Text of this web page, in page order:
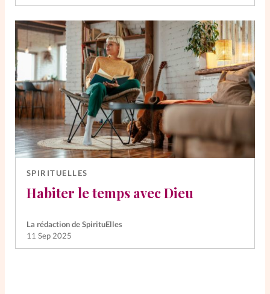
SPIRITUELLES
Habiter le temps avec Dieu
La rédaction de SpirituElles
11 Sep 2025